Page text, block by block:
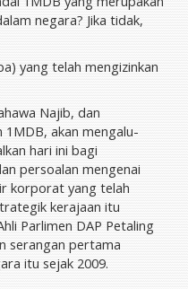
negara? Jika tidak,
yang telah mengizinkan
Najib, dan
akan mengalu-
hari ini bagi
persoalan mengenai
korporat yang telah
kerajaan itu
Parlimen DAP Petaling
serangan pertama
itu sejak 2009.